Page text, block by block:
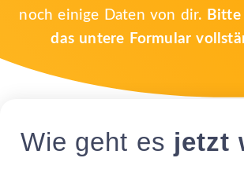
noch einige Daten von dir.
das untere Formular
Wie geht es jetzt